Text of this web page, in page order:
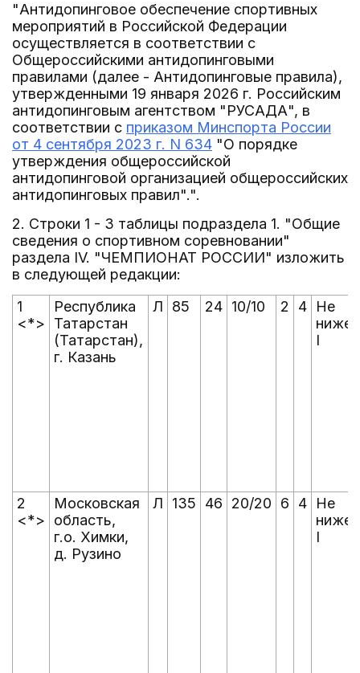
"Антидопинговое обеспечение спортивных
мероприятий в Российской Федерации
осуществляется в соответствии с
Общероссийскими антидопинговыми
правилами (далее - Антидопинговые правила),
утвержденными 19 января 2026 г. Российским
антидопинговым агентством "РУСАДА", в
соответствии с приказом Минспорта России
от 4 сентября 2023 г. N 634 "О порядке
утверждения общероссийской
антидопинговой организацией общероссийских
антидопинговых правил".".
2. Строки 1 - 3 таблицы подраздела 1. "Общие
сведения о спортивном соревновании"
раздела IV. "ЧЕМПИОНАТ РОССИИ" изложить
в следующей редакции:
1
<*>
Республика
Татарстан
(Татарстан),
г. Казань
Л 85 24 10/10 2 4
Не
ниже
I
2
<*>
Московская
область,
г.о. Химки,
д. Рузино
Л 135 46 20/20 6 4
Не
ниже
I